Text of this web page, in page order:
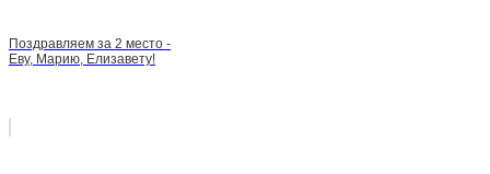
Поздравляем за 2 место -
Еву, Марию, Елизавету!